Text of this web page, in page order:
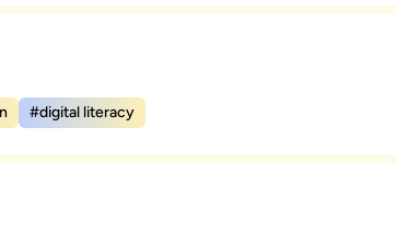
#digital literacy